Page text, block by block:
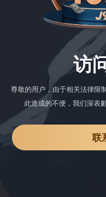
访
尊敬的用户，由于相关法律限
此造成的不便，我们深表
联